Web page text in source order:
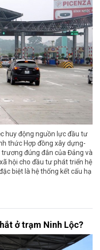
huy động nguồn lực đầu tư
thức Hợp đồng xây dựng-
đúng đắn của Đảng và
hội cho đầu tư phát triển hệ
biệt là hệ thống kết cấu hạ
ở trạm Ninh Lộc?